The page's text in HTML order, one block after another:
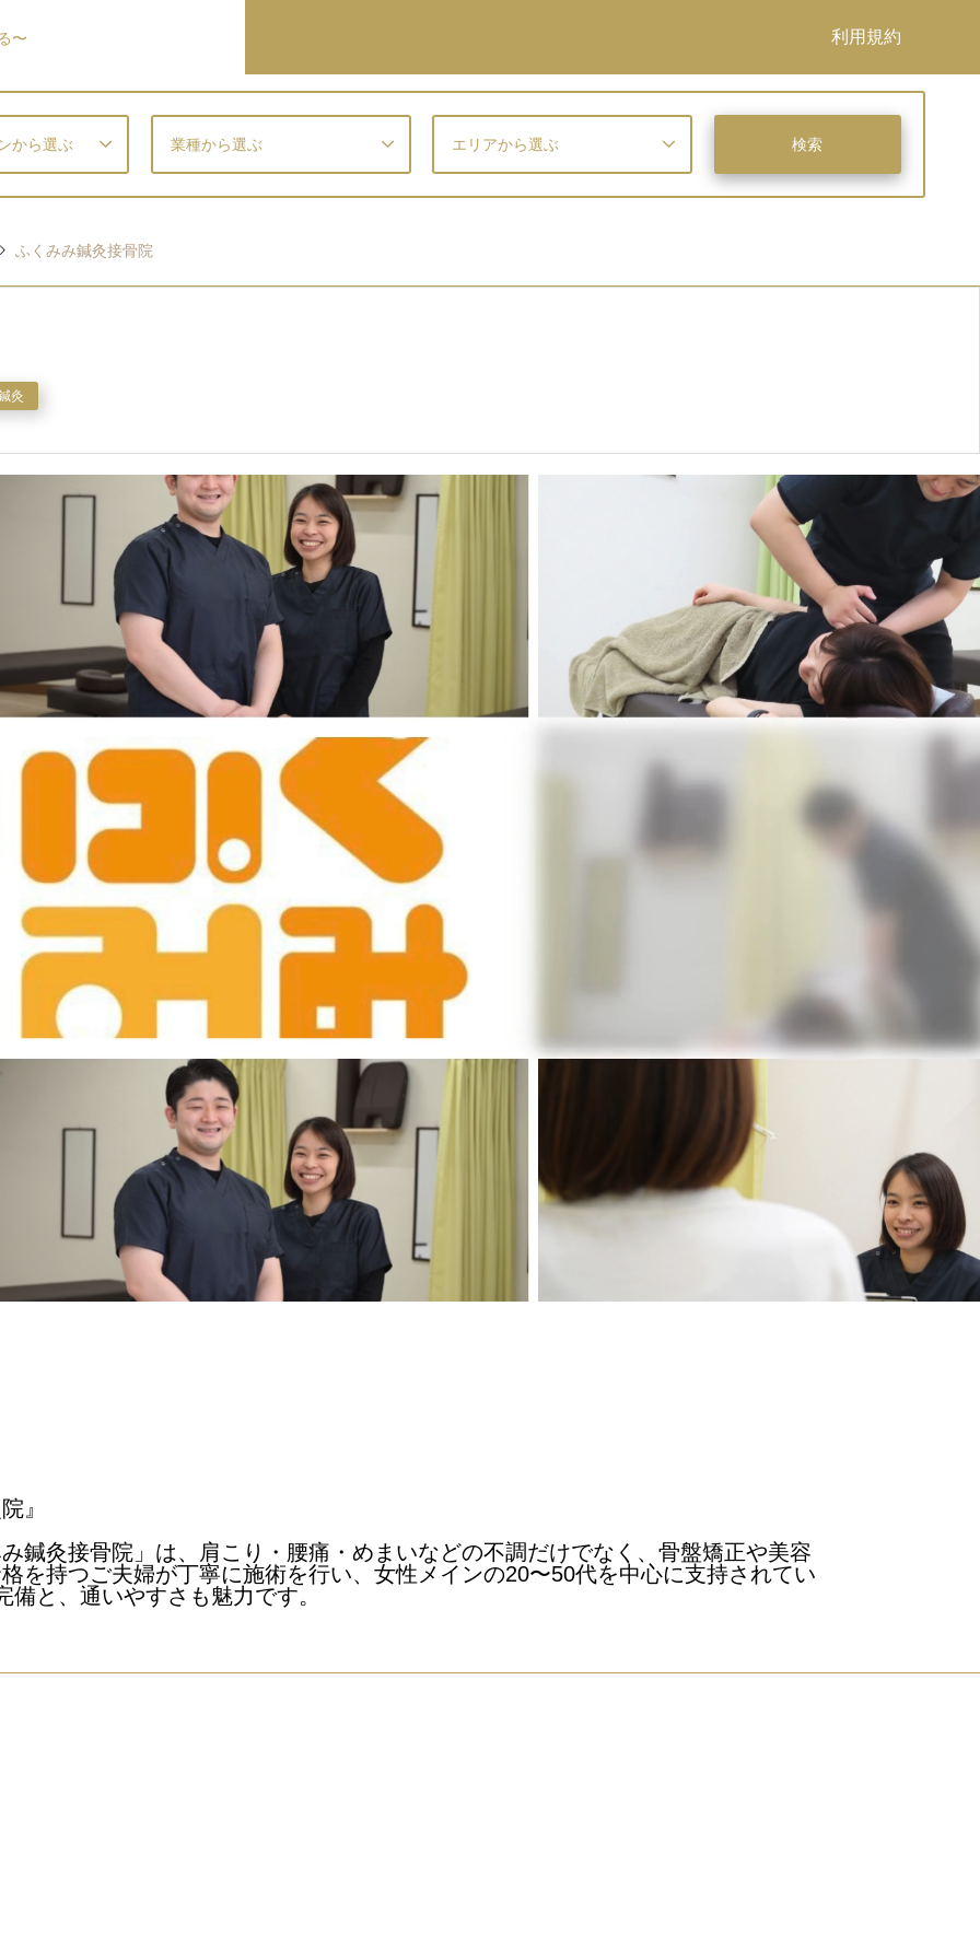
〜 利用規約
から選ぶ 業種から選ぶ エリアから選ぶ
ふくみみ鍼灸接骨院
灸
』
鍼灸接骨院」は、肩こり・腰痛・めまいなどの不調だけでなく、骨盤矯正や美容
を持つご夫婦が丁寧に施術を行い、女性メインの20〜50代を中心に支持されてい
と、通いやすさも魅力です。